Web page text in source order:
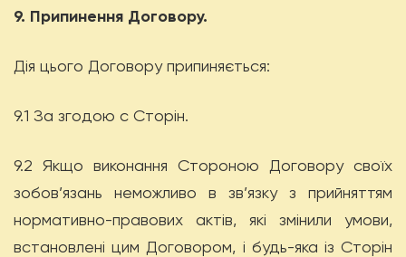
9. Припинення Договору.
Дія цього Договору припиняється:
9.1 За згодою с Сторін.
9.2 Якщо виконання Стороною Договору своїх
зобов’язань неможливо в зв’язку з прийняттям
нормативно-правових актів, які змінили умови,
встановлені цим Договором, і будь-яка із Сторін